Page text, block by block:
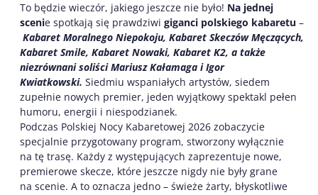
To będzie wieczór, jakiego jeszcze nie było! Na jednej
scenie spotkają się prawdziwi giganci polskiego kabaretu –
Kabaret Moralnego Niepokoju, Kabaret Skeczów Męczących,
Kabaret Smile, Kabaret Nowaki, Kabaret K2, a także
niezrównani soliści Mariusz Kałamaga i Igor
Kwiatkowski. Siedmiu wspaniałych artystów, siedem
zupełnie nowych premier, jeden wyjątkowy spektakl pełen
humoru, energii i niespodzianek.
Podczas Polskiej Nocy Kabaretowej 2026 zobaczycie
specjalnie przygotowany program, stworzony wyłącznie
na tę trasę. Każdy z występujących zaprezentuje nowe,
premierowe skecze, które jeszcze nigdy nie były grane
na scenie. A to oznacza jedno – świeże żarty, błyskotliwe